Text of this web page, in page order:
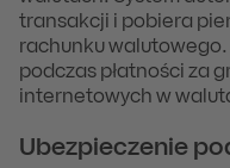
transakcji i pobiera
rachunku walutowego.
podczas płatności za
internetowych w
Ubezpieczenie